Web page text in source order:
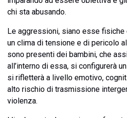
chi sta abusando.
Le aggressioni, siano esse fisiche
un clima di tensione e di pericolo
sono presenti dei bambini, che
all’interno di essa, si configurerà
si rifletterà a livello emotivo,
alto rischio di trasmissione
violenza.